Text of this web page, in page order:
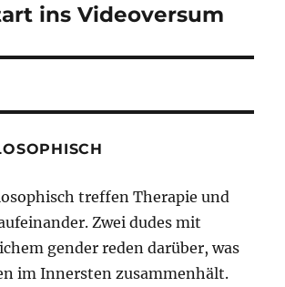
ins Videoversum
treffen Therapie und
Zwei dudes mit
gender reden darüber, was
im Innersten zusammenhält.